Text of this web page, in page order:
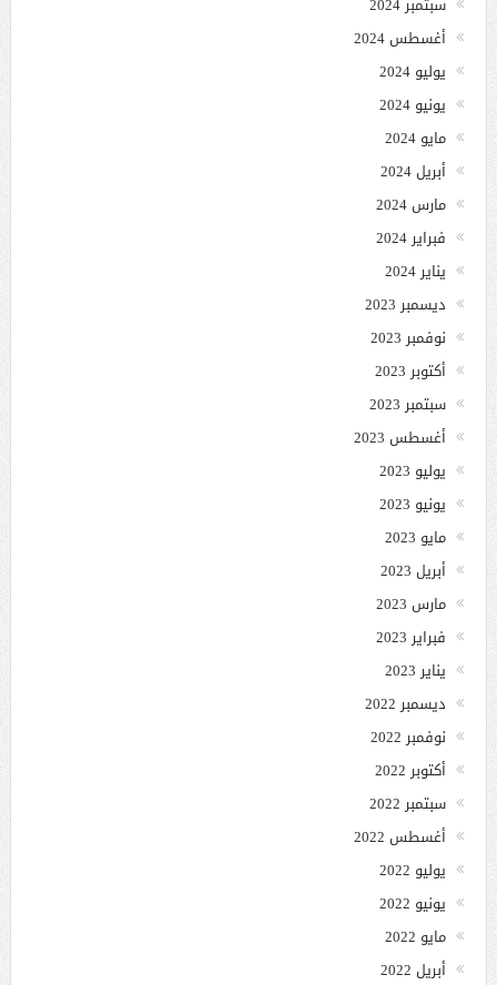
أغسطس 2024
يوليو 2024
يونيو 2024
مايو 2024
أبريل 2024
مارس 2024
فبراير 2024
يناير 2024
ديسمبر 2023
نوفمبر 2023
أكتوبر 2023
سبتمبر 2023
أغسطس 2023
يوليو 2023
يونيو 2023
مايو 2023
أبريل 2023
مارس 2023
فبراير 2023
يناير 2023
ديسمبر 2022
نوفمبر 2022
أكتوبر 2022
سبتمبر 2022
أغسطس 2022
يوليو 2022
يونيو 2022
مايو 2022
أبريل 2022